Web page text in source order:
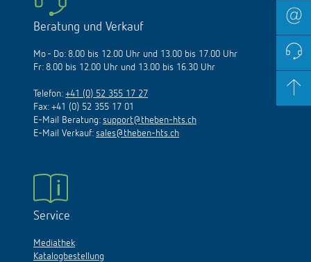
Beratung und Verkauf
Mo - Do: 8.00 bis 12.00 Uhr und 13.00 bis 17.00 Uhr
Fr: 8.00 bis 12.00 Uhr und 13.00 bis 16.30 Uhr
Telefon: +41 (0) 52 355 17 27
Fax: +41 (0) 52 355 17 01
E-Mail Beratung: support@theben-hts.ch
E-Mail Verkauf: sales@theben-hts.ch
Service
Mediathek
Katalogbestellung